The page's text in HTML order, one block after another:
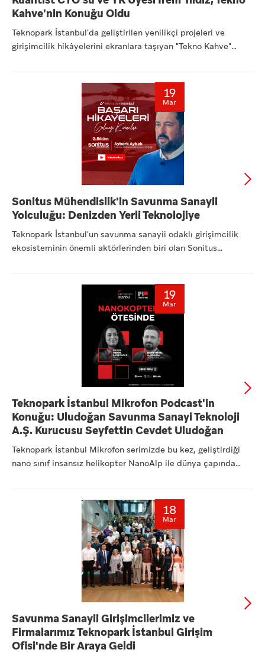
Kahve'nin Konuğu Oldu
Teknopark İstanbul'da geliştirilen yenilikçi projeleri ve
girişimcilik hikâyelerini ekranlara taşıyan "Tekno Kahve"
19
Mar
Sonitus Mühendislik'in Savunma Sanayii
Yolculuğu: Denizden Yerli Teknolojiye
Teknopark İstanbul'un savunma sanayii odaklı girişimcilik
ekosisteminin önemli aktörlerinden biri olan Sonitus
19
Mar
Teknopark İstanbul Mikrofon Podcast'in
Konuğu: Uludoğan Savunma Sanayi Teknoloji
A.Ş. Kurucusu Seyfettin Cevdet Uludoğan
Teknopark İstanbul Mikrofon serimizde bu kez, geliştirdiği
nano sınıf insansız helikopter NanoAlp ile dünya çapında
18
Mar
Savunma Sanayii Girişimcilerimiz ve
Firmalarımız Teknopark İstanbul Girişim
Ofisi'nde Bir Araya Geldi